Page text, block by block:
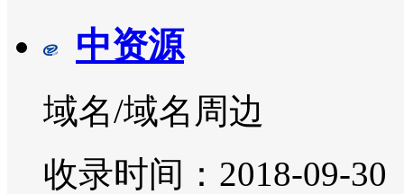
中资源
域名/域名周边
收录时间：2018-09-30